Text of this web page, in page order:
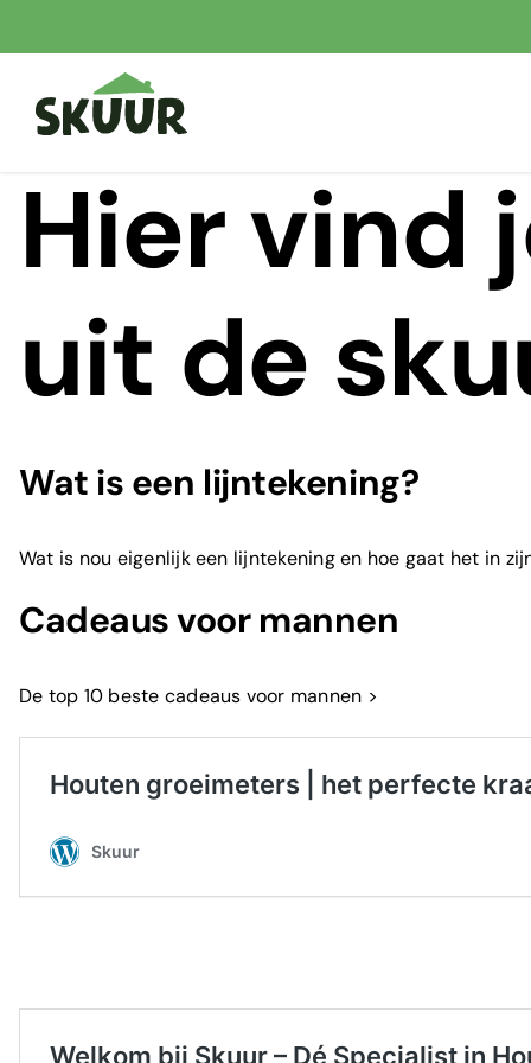
naar
Hier vind
uit de
Wat is een lijntekening?
Wat is nou eigenlijk een lijntekening en hoe gaat het in
Cadeaus voor mannen
De top 10 beste cadeaus voor mannen >